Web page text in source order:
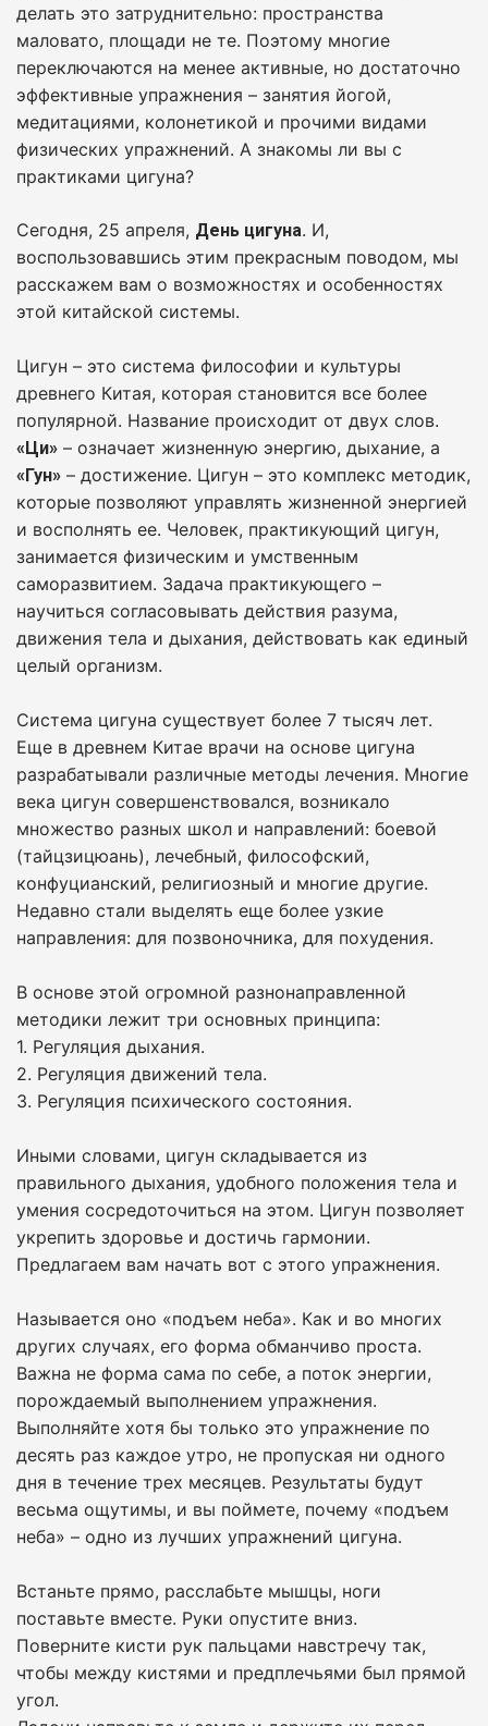
делать это затруднительно: пространства
маловато, площади не те. Поэтому многие
переключаются на менее активные, но достаточно
эффективные упражнения – занятия йогой,
медитациями, колонетикой и прочими видами
физических упражнений. А знакомы ли вы с
практиками цигуна?
Сегодня, 25 апреля, День цигуна. И,
воспользовавшись этим прекрасным поводом, мы
расскажем вам о возможностях и особенностях
этой китайской системы.
Цигун – это система философии и культуры
древнего Китая, которая становится все более
популярной. Название происходит от двух слов.
«Ци» – означает жизненную энергию, дыхание, а
«Гун» – достижение. Цигун – это комплекс методик,
которые позволяют управлять жизненной энергией
и восполнять ее. Человек, практикующий цигун,
занимается физическим и умственным
саморазвитием. Задача практикующего –
научиться согласовывать действия разума,
движения тела и дыхания, действовать как единый
целый организм.
Система цигуна существует более 7 тысяч лет.
Еще в древнем Китае врачи на основе цигуна
разрабатывали различные методы лечения. Многие
века цигун совершенствовался, возникало
множество разных школ и направлений: боевой
(тайцзицюань), лечебный, философский,
конфуцианский, религиозный и многие другие.
Недавно стали выделять еще более узкие
направления: для позвоночника, для похудения.
В основе этой огромной разнонаправленной
методики лежит три основных принципа:
1. Регуляция дыхания.
2. Регуляция движений тела.
3. Регуляция психического состояния.
Иными словами, цигун складывается из
правильного дыхания, удобного положения тела и
умения сосредоточиться на этом. Цигун позволяет
укрепить здоровье и достичь гармонии.
Предлагаем вам начать вот с этого упражнения.
Называется оно «подъем неба». Как и во многих
других случаях, его форма обманчиво проста.
Важна не форма сама по себе, а поток энергии,
порождаемый выполнением упражнения.
Выполняйте хотя бы только это упражнение по
десять раз каждое утро, не пропуская ни одного
дня в течение трех месяцев. Результаты будут
весьма ощутимы, и вы поймете, почему «подъем
неба» – одно из лучших упражнений цигуна.
Встаньте прямо, расслабьте мышцы, ноги
поставьте вместе. Руки опустите вниз.
Поверните кисти рук пальцами навстречу так,
чтобы между кистями и предплечьями был прямой
угол.